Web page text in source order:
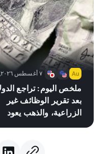
٧ أغسطس ٢٠٢٦, ٢٢:٠٠
ملخص اليوم: تراجع
بعد تقرير الوظائف غير
الزراعية، والذهب يعود